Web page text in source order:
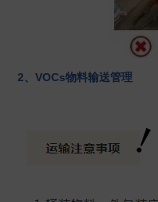
2、VOCs物料输送管理